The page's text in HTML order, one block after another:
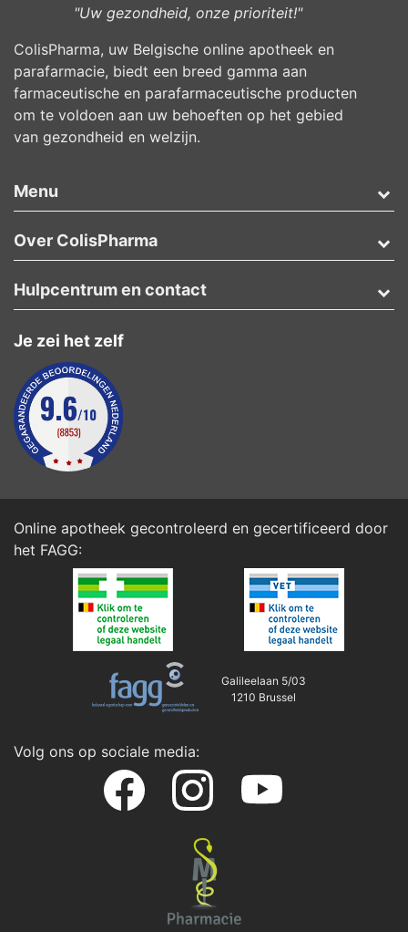
"Uw gezondheid, onze prioriteit!"
ColisPharma, uw Belgische online apotheek en
parafarmacie, biedt een breed gamma aan
farmaceutische en parafarmaceutische producten
om te voldoen aan uw behoeften op het gebied
van gezondheid en welzijn.
Menu
Over ColisPharma
Je zei het zelf
Hulpcentrum en contact
Online apotheek gecontroleerd en gecertificeerd door
het FAGG:
Galileelaan 5/03
1210 Brussel
Volg ons op sociale media: